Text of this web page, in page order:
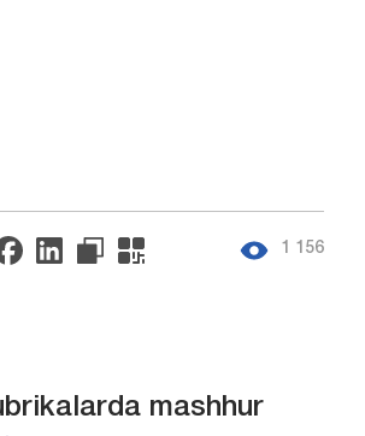
1 156
mashhur